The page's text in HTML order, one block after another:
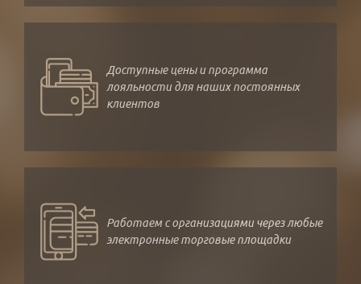
Доступные цены и программа
лояльности для наших постоянных
клиентов
Работаем с организациями через любые
электронные торговые площадки